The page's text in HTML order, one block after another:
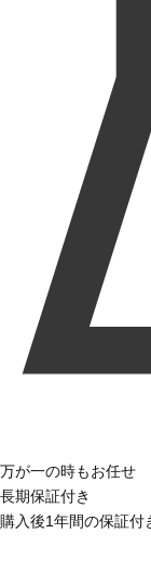
万が一の時もお任せ
長期保証付き
購入後1年間の保証